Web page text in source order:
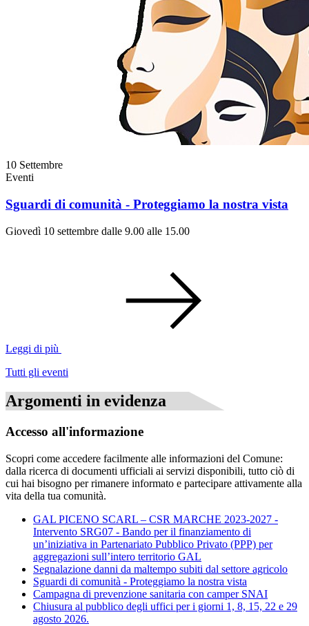
10 Settembre
Eventi
Sguardi di comunità - Proteggiamo la nostra vista
Giovedì 10 settembre dalle 9.00 alle 15.00
Leggi di più
Tutti gli eventi
Argomenti in evidenza
Accesso all'informazione
Scopri come accedere facilmente alle informazioni del Comune:
dalla ricerca di documenti ufficiali ai servizi disponibili, tutto ciò di
cui hai bisogno per rimanere informato e partecipare attivamente alla
vita della tua comunità.
GAL PICENO SCARL – CSR MARCHE 2023-2027 -
Intervento SRG07 - Bando per il finanziamento di
un’iniziativa in Partenariato Pubblico Privato (PPP) per
aggregazioni sull’intero territorio GAL
Segnalazione danni da maltempo subiti dal settore agricolo
Sguardi di comunità - Proteggiamo la nostra vista
Campagna di prevenzione sanitaria con camper SNAI
Chiusura al pubblico degli uffici per i giorni 1, 8, 15, 22 e 29
agosto 2026.